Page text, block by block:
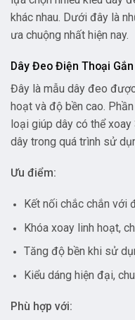
khác nhau. Dưới đây là
ưa chuộng nhất hiện nay.
Dây Đeo Điện Thoại
Đây là mẫu dây đeo
hoạt và độ bền cao.
loại giúp dây có thể
dây trong quá trình sử
Ưu điểm:
Kết nối chắc chắn với
Khóa xoay linh hoạt,
Tăng độ bền khi sử
Kiểu dáng hiện đại,
Phù hợp với: